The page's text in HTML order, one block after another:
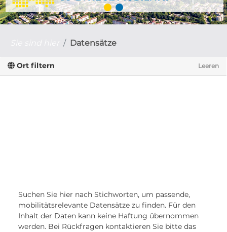
Datensätze
Ort filtern Leeren
Suchen Sie hier nach Stichworten, um passende,
mobilitätsrelevante Datensätze zu finden. Für den
Inhalt der Daten kann keine Haftung übernommen
werden. Bei Rückfragen kontaktieren Sie bitte das